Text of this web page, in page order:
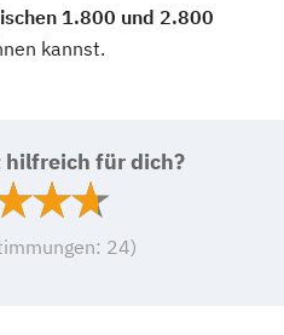
1.800 und 2.800
kannst.
hilfreich für dich?
24)